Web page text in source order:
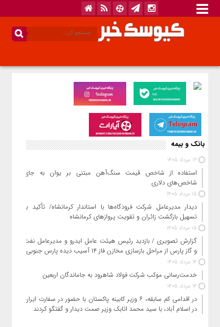
بانک و بیمه
16 مرداد 1405
استفاده از شاخص قیمت سنگ‌آهن مبتنی بر یوان به جای
شاخص‌های دلاری
15 مرداد 1405
دیدار مدیرعامل شرکت فرودگاه‌ها با استاندار کرمانشاه/ تأکید بر
تسهیل بازگشت زائران و تقویت پروازهای کرمانشاه
15 مرداد 1405
گزارش تصویری / بازدید رئیس هیئت عامل ایدرو و مدیرعامل نفت
و گاز پارس از مراحل بازسازی مخازن فاز ۱۴ آسیب دیده پارس جنوبی
14 مرداد 1405
خدمت‌رسانی موکب شرکت فولاد شاهرود به جاماندگان اربعین
14 مرداد 1405
در اقدامی کم سابقه، ۶ وزیر کابینه پاکستان با حضور در سفارت ایران
در اسلام آباد، با سید محمد اتابک وزیر صمت دیدار و گفتگو کردند